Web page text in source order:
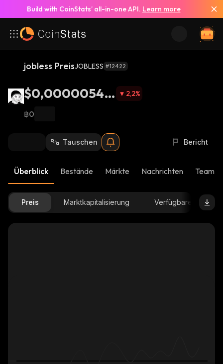
Build with CoinStats’ all-in-one API. Learn more
jobless PreisJOBLESS #12422
$0,00000544
9
2,2%
฿0
Tauschen Bericht
Überblick Bestände Märkte Nachrichten Team-
Preis Marktkapitalisierung Verfügbare Menge